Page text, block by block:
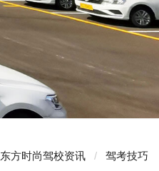
东方时尚驾校资讯 驾考技巧